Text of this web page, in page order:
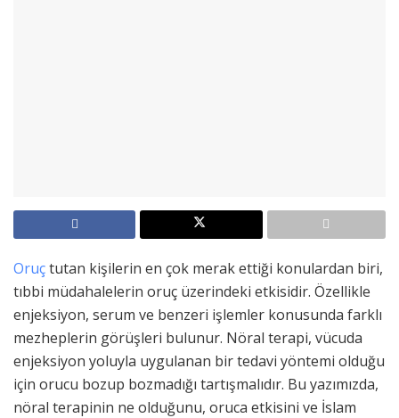
Oruçtutan kişilerin en çok merak ettiği konulardan biri,
tıbbi müdahalelerin oruç üzerindeki etkisidir. Özellikle
enjeksiyon, serum ve benzeri işlemler konusunda farklı
mezheplerin görüşleri bulunur. Nöral terapi, vücuda
enjeksiyon yoluyla uygulanan bir tedavi yöntemi olduğu
için orucu bozup bozmadığı tartışmalıdır. Bu yazımızda,
nöral terapinin ne olduğunu, oruca etkisini ve İslam